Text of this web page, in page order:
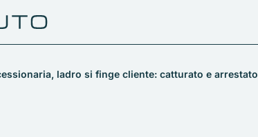
ladro si finge cliente: catturato e arrestato